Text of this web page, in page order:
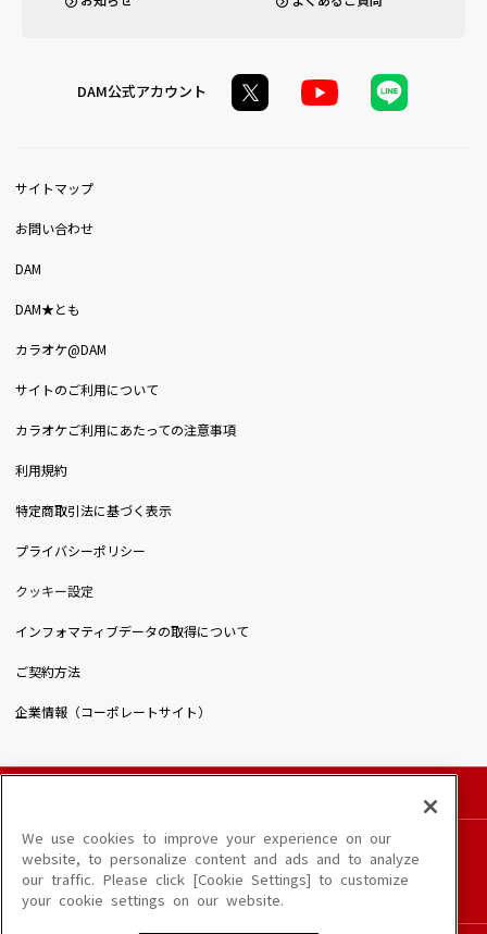
DAM公式アカウント
サイトマップ
お問い合わせ
DAM
DAM★とも
カラオケ@DAM
サイトのご利用について
カラオケご利用にあたっての注意事項
利用規約
特定商取引法に基づく表示
プライバシーポリシー
クッキー設定
インフォマティブデータの取得について
ご契約方法
企業情報（コーポレートサイト）
このサイトに掲載されている一切の文章・画像・写真・動画・音声等を、手段や形態を
問わず、著作権法の定める範囲を超えて無断で複製、転載、ファイル化などすることを
禁じます。
楽曲によりMYリスト保存ができない場合があります。
We use cookies to improve your experience on our
website, to personalize content and ads and to analyze
our traffic. Please click [Cookie Settings] to customize
your cookie settings on our website.